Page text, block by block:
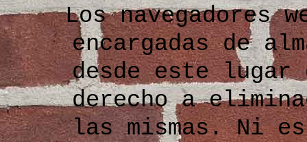
Los navegadores
encargadas de
desde este lugar
derecho a
las mismas. Ni